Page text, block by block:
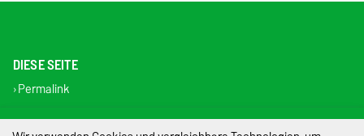
DIESE SEITE
Permalink
Impressum